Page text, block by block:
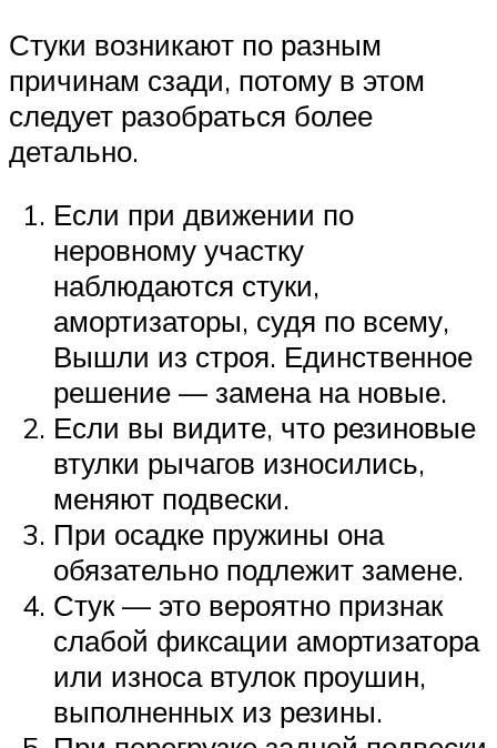
Стуки возникают по разным
причинам сзади, потому в этом
следует разобраться более
детально.
Если при движении по
неровному участку
наблюдаются стуки,
амортизаторы, судя по всему,
Вышли из строя. Единственное
решение — замена на новые.
Если вы видите, что резиновые
втулки рычагов износились,
меняют подвески.
При осадке пружины она
обязательно подлежит замене.
Стук — это вероятно признак
слабой фиксации амортизатора
или износа втулок проушин,
выполненных из резины.